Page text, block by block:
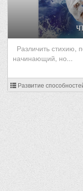
Различить стихию,
начинающий, но...
Развитие